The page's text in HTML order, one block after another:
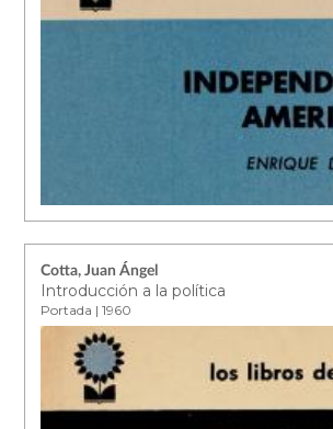
Cotta, Juan Ángel
Introducción a la política
Portada | 1960